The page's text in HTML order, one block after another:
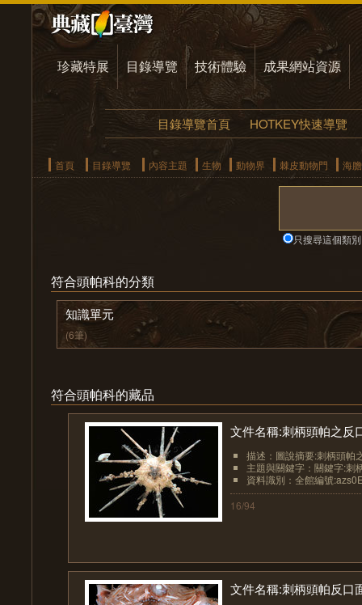
珍藏特展 目錄導覽 技術體驗 成果網站資源
目錄導覽首頁 HOTKEY快速導覽
首頁 目錄導覽 內容主題 生物 動物界 棘皮動物門 海
只搜尋這個類別
符合頭帕科的分類
知識單元
(6筆)
符合頭帕科的藏品
文件名稱:刺柄頭帕之反
描述：圖說摘要:刺柄頭帕
主題與關鍵字：關鍵字:刺
資料識別：全館編號
16/94
文件名稱:刺柄頭帕反口